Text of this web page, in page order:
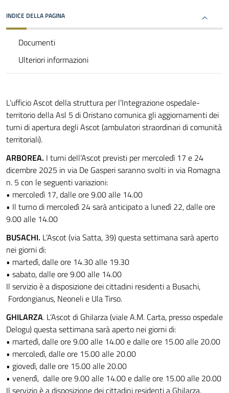
INDICE DELLA PAGINA
Documenti
Ulteriori informazioni
L’ufficio Ascot della struttura per l’Integrazione ospedale-
territorio della Asl 5 di Oristano comunica gli aggiornamenti dei
turni di apertura degli Ascot (ambulatori straordinari di comunità
territoriali).
ARBOREA. I turni dell’Ascot previsti per mercoledì 17 e 24
dicembre 2025 in via De Gasperi saranno svolti in via Romagna
n. 5 con le seguenti variazioni:
• mercoledì 17, dalle ore 9.00 alle 14.00
• Il turno di mercoledì 24 sarà anticipato a lunedì 22, dalle ore
9.00 alle 14.00
BUSACHI. L’Ascot (via Satta, 39) questa settimana sarà aperto
nei giorni di:
• martedì, dalle ore 14.30 alle 19.30
• sabato, dalle ore 9.00 alle 14.00
Il servizio è a disposizione dei cittadini residenti a Busachi,
Fordongianus, Neoneli e Ula Tirso.
GHILARZA. L’Ascot di Ghilarza (viale A.M. Carta, presso ospedale
Delogu) questa settimana sarà aperto nei giorni di:
• martedì, dalle ore 9.00 alle 14.00 e dalle ore 15.00 alle 20.00
• mercoledì, dalle ore 15.00 alle 20.00
• giovedì, dalle ore 15.00 alle 20.00
• venerdì, dalle ore 9.00 alle 14.00 e dalle ore 15.00 alle 20.00